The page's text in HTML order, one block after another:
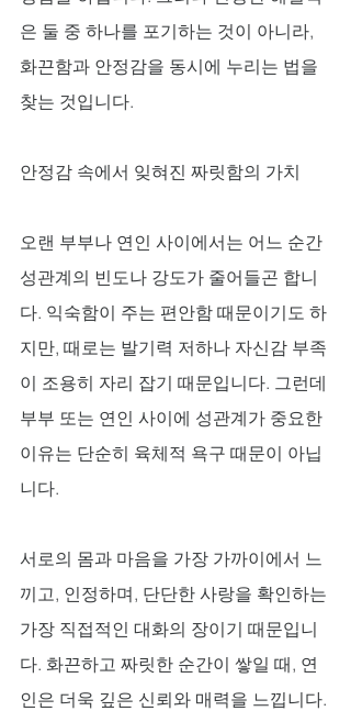
은 둘 중 하나를 포기하는 것이 아니라,
화끈함과 안정감을 동시에 누리는 법을
찾는 것입니다.
안정감 속에서 잊혀진 짜릿함의 가치
오랜 부부나 연인 사이에서는 어느 순간
성관계의 빈도나 강도가 줄어들곤 합니
다. 익숙함이 주는 편안함 때문이기도 하
지만, 때로는 발기력 저하나 자신감 부족
이 조용히 자리 잡기 때문입니다. 그런데
부부 또는 연인 사이에 성관계가 중요한
이유는 단순히 육체적 욕구 때문이 아닙
니다.
서로의 몸과 마음을 가장 가까이에서 느
끼고, 인정하며, 단단한 사랑을 확인하는
가장 직접적인 대화의 장이기 때문입니
다. 화끈하고 짜릿한 순간이 쌓일 때, 연
인은 더욱 깊은 신뢰와 매력을 느낍니다.